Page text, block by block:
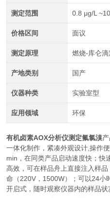
测定范围 0.8 μg/L
价格区间 面议
测定原理 燃烧-库仑滴
产地类别 国产
仪器种类 实验室型
应用领域 环保
有机卤素AOX分析仪测定氟氯溴
一体化制作，紧凑外观设计,操作
min，在同类产品启动速度快；快
高效，可在样品舟上直接注入样
命（220V，1500W）；可以24小
开启式，随时观察仪器内的样品状